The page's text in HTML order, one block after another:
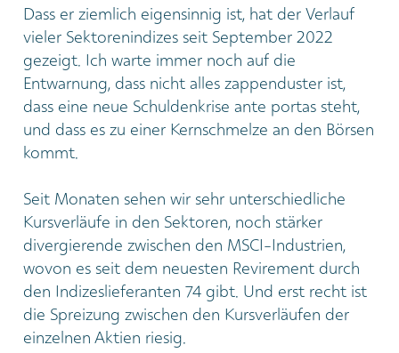
Dass er ziemlich eigensinnig ist, hat der Verlauf
vieler Sektorenindizes seit September 2022
gezeigt. Ich warte immer noch auf die
Entwarnung, dass nicht alles zappenduster ist,
dass eine neue Schuldenkrise ante portas steht,
und dass es zu einer Kernschmelze an den Börsen
kommt.
Seit Monaten sehen wir sehr unterschiedliche
Kursverläufe in den Sektoren, noch stärker
divergierende zwischen den MSCI-Industrien,
wovon es seit dem neuesten Revirement durch
den Indizeslieferanten 74 gibt. Und erst recht ist
die Spreizung zwischen den Kursverläufen der
einzelnen Aktien riesig.